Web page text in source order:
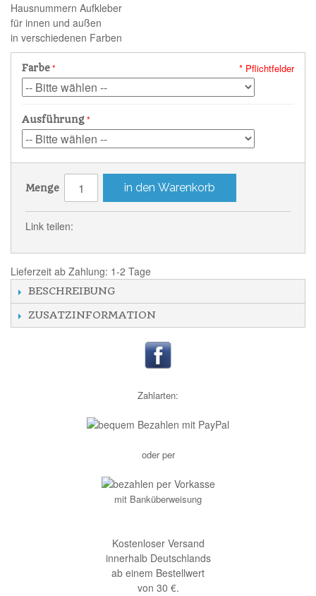
Hausnummern Aufkleber
für innen und außen
in verschiedenen Farben
Farbe
Ausführung
* Pflichtfelder
Menge in den Warenkorb
Link teilen:
Lieferzeit ab Zahlung: 1-2 Tage
BESCHREIBUNG
ZUSATZINFORMATION
Zahlarten:
oder per
mit Banküberweisung
Kostenloser Versand
innerhalb Deutschlands
ab einem Bestellwert
von 30 €.